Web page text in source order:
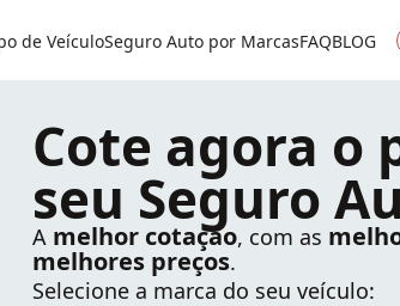
de VeículoSeguro Auto por MarcasFAQBLOG
Cote agora o
seu Seguro
A melhor cotação, com as
melhores preços.
Selecione a marca do seu veículo: